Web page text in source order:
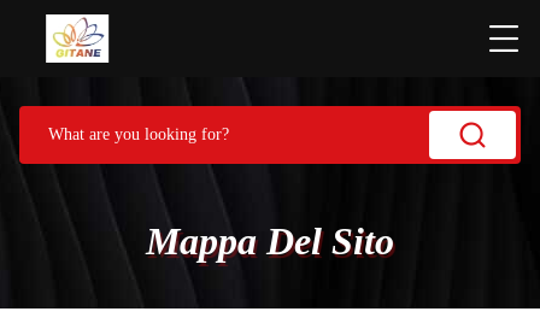
Mappa Del Sito